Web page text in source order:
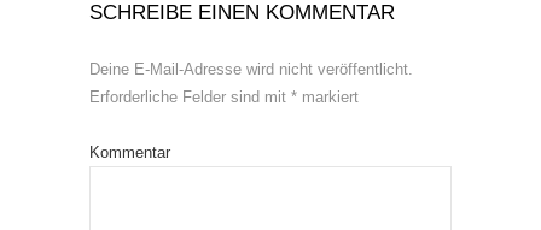
SCHREIBE EINEN KOMMENTAR
Deine E-Mail-Adresse wird nicht veröffentlicht.
Erforderliche Felder sind mit * markiert
Kommentar